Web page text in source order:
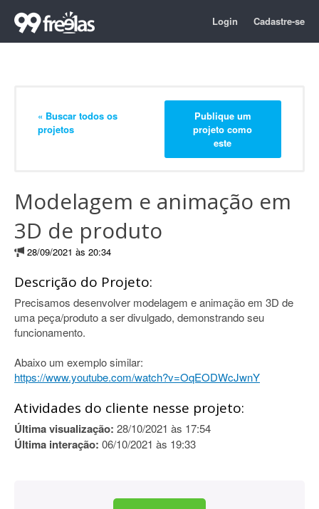
Login Cadastre-se
« Buscar todos os
projetos
Publique um
projeto como
este
Modelagem e animação em
3D de produto
28/09/2021 às 20:34
Descrição do Projeto:
Precisamos desenvolver modelagem e animação em 3D de
uma peça/produto a ser divulgado, demonstrando seu
funcionamento.
Abaixo um exemplo similar:
https://www.youtube.com/watch?v=OqEODWcJwnY
Atividades do cliente nesse projeto:
Última visualização: 28/10/2021 às 17:54
Última interação: 06/10/2021 às 19:33